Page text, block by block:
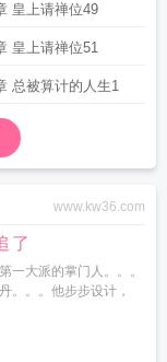
皇上请禅位49
皇上请禅位51
总被算计的人生1
www.kw36.com
了
一大派的掌门人。。。
。。。他步步设计，